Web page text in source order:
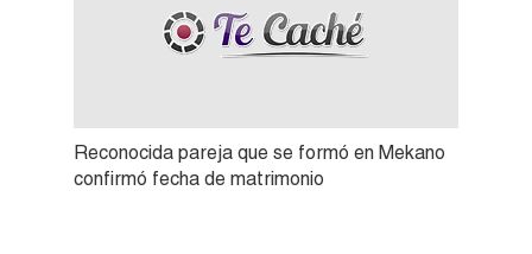
Reconocida pareja que se formó en Mekano
confirmó fecha de matrimonio